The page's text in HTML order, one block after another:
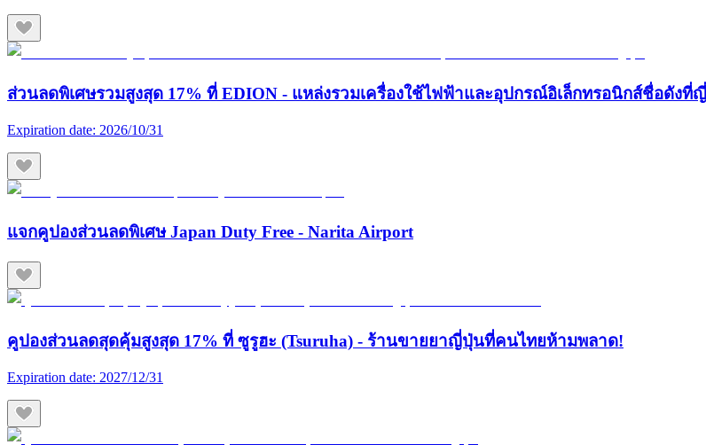
ส่วนลดพิเศษรวมสูงสุด 17% ที่ EDION - แหล่งรวมเครื่องใช้ไฟฟ้าและอุปกรณ์อิเล็กทรอนิกส์ชื่อดังที่
Expiration date: 2026/10/31
แจกคูปองส่วนลดพิเศษ Japan Duty Free - Narita Airport
คูปองส่วนลดสุดคุ้มสูงสุด 17% ที่ ซูรูฮะ (Tsuruha) - ร้านขายยาญี่ปุ่นที่คนไทยห้ามพลาด!
Expiration date: 2027/12/31